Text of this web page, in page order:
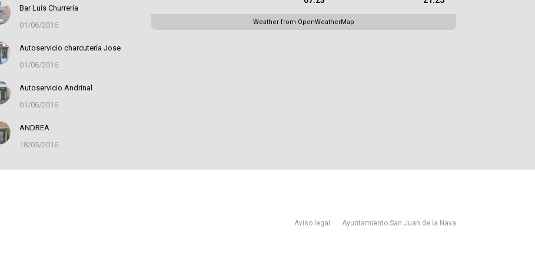
Bar Luís Churrería
01/06/2016
Autoservicio charcutería Jose
01/06/2016
Autoservicio Andrinal
01/06/2016
ANDREA
18/05/2016
Weather from OpenWeatherMap
Aviso legal Ayuntamiento San Juan de la Nava